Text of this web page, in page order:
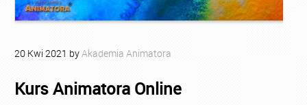
20 Kwi 2021 byAkademia Animatora
Kurs Animatora Online